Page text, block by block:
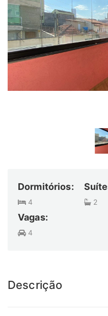
Dormitórios:
4 2
Vagas:
4
Descrição